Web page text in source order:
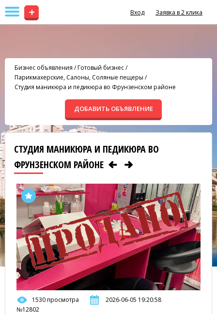
+ Вход Заявка в 2 клика
Бизнес объявления /Готовый бизнес/
Парикмахерские, Салоны, Соляные пещеры /
Студия маникюра и педикюра во Фрунзенском районе
ДОБАВИТЬ ОБЪЯВЛЕНИЕ
СТУДИЯ МАНИКЮРА И ПЕДИКЮРА ВО
ФРУНЗЕНСКОМ РАЙОНЕ
1530 просмотра
2026-06-05 19:20:58
№12802